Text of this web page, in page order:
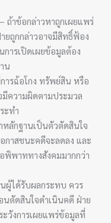
ถ้าข้อกล่าวหาถูกเผยแพร่
ยถูกกล่าวอาจมีสิทธิ์ฟ้อง
ารเปิดเผยข้อมูลต้อง
น
ารฉ้อโกง ทรัพย์สิน หรือ
มีความผิดตามประมวล
ะทำ
ลักฐานเป็นตัวตัดสินใจ
กาสชนะคดีจะลดลง และ
พิพาททางสังคมมากกว่า
ผู้ได้รับผลกระทบ ควร
ตัดสินใจดำเนินคดี ฝ่าย
วังการเผยแพร่ข้อมูลที่